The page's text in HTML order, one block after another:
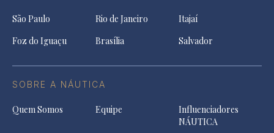
São Paulo Rio de Janeiro
Itajaí
Foz do Iguaçu
Brasília Salvador
SOBRE A NÁUTICA
Quem Somos Equipe
Influenciadores
NÁUTICA